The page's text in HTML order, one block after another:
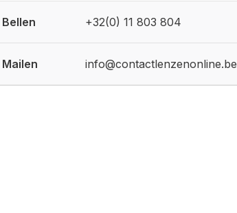
Bellen +32(0) 11 803 804
Mailen info@contactlenzenonline.be